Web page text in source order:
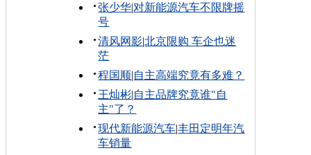
张少华|对新能源汽车不限牌摇
号
清风网影|北京限购 车企也迷
茫
程国顺|自主高端究竟有多难？
王灿彬|自主品牌究竟谁"自
主"了？
现代新能源汽车|丰田定明年汽
车销量